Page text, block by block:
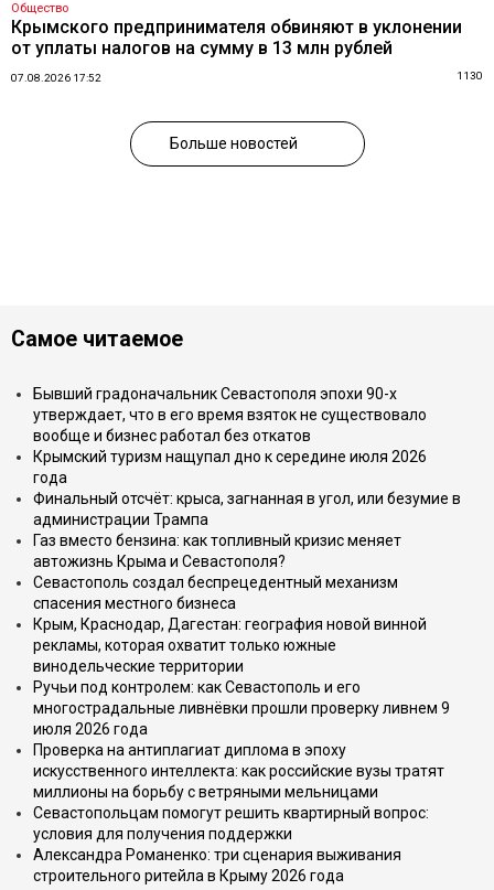
Общество
Крымского предпринимателя обвиняют в уклонении
от уплаты налогов на сумму в 13 млн рублей
07.08.2026 17:52 1130
Больше новостей
Самое читаемое
Бывший градоначальник Севастополя эпохи 90-х
утверждает, что в его время взяток не существовало
вообще и бизнес работал без откатов
Крымский туризм нащупал дно к середине июля 2026
года
Финальный отсчёт: крыса, загнанная в угол, или безумие в
администрации Трампа
Газ вместо бензина: как топливный кризис меняет
автожизнь Крыма и Севастополя?
Севастополь создал беспрецедентный механизм
спасения местного бизнеса
Крым, Краснодар, Дагестан: география новой винной
рекламы, которая охватит только южные
винодельческие территории
Ручьи под контролем: как Севастополь и его
многострадальные ливнёвки прошли проверку ливнем 9
июля 2026 года
Проверка на антиплагиат диплома в эпоху
искусственного интеллекта: как российские вузы тратят
миллионы на борьбу с ветряными мельницами
Севастопольцам помогут решить квартирный вопрос:
условия для получения поддержки
Александра Романенко: три сценария выживания
строительного ритейла в Крыму 2026 года